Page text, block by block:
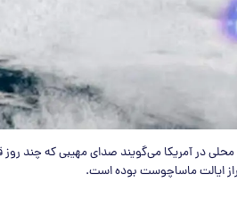
محلی در آمریکا می‌گویند صدای مهیبی که چند
ایالت ماساچوست بوده است.